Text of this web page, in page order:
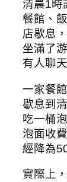
清晨1時
餐館、
店歇息
坐滿了
有人聊
一家餐
歇息到
吃一桶
泡面收
經降為
實際上